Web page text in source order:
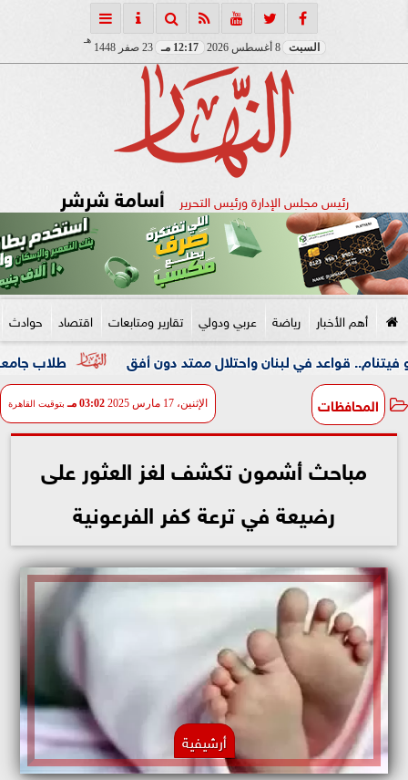
السبت 8 أغسطس 2026 12:17 مـ 23 صفر 1448
هـ
رئيس مجلس الإدارة ورئيس التحرير أسامة شرشر
أهم الأخبار رياضة عربي ودولي تقارير ومتابعات اقتصاد حوادث
طلاب جامعة المنوفية في لبنان واحتلال ممتد دون أفق
المحافظات الإثنين، 17 مارس 2025 03:02 مـ بتوقيت القاهرة
مباحث أشمون تكشف لغز العثور على
رضيعة في ترعة كفر الفرعونية
أرشيفية